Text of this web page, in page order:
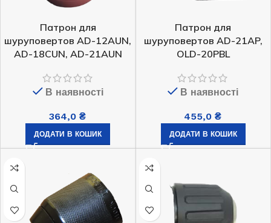
Патрон для
шуруповертов AD-12AUN,
AD-18CUN, AD-21AUN
В наявності
364,0 ₴
ДОДАТИ В КОШИК
Патрон для
шуруповертов AD-21AP,
OLD-20PBL
В наявності
455,0 ₴
ДОДАТИ В КОШИК